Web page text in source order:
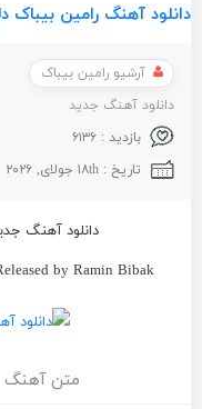
دانلود آهنگ رامین بیباک
آرشیو رامین بیباک
دانلود آهنگ جدید
بازدید : ۶۱۳۶
تاریخ : ۱۸th جولای, ۲۰۲۶
دانلود آهنگ
by Ramin Bibak
متن آهنگ